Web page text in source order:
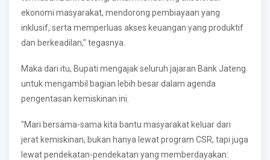
ekonomi masyarakat, mendorong pembiayaan yang
inklusif, serta memperluas akses keuangan yang produktif
dan berkeadilan," tegasnya.
Maka dari itu, Bupati mengajak seluruh jajaran Bank Jateng
untuk mengambil bagian lebih besar dalam agenda
pengentasan kemiskinan ini.
"Mari bersama-sama kita bantu masyarakat keluar dari
jerat kemiskinan, bukan hanya lewat program CSR, tapi juga
lewat pendekatan-pendekatan yang memberdayakan: